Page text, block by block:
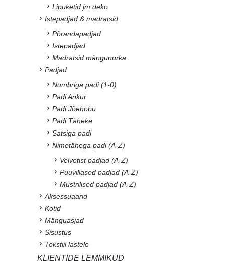
Lipuketid jm deko
Istepadjad & madratsid
Põrandapadjad
Istepadjad
Madratsid mängunurka
Padjad
Numbriga padi (1-0)
Padi Ankur
Padi Jõehobu
Padi Täheke
Satsiga padi
Nimetähega padi (A-Z)
Velvetist padjad (A-Z)
Puuvillased padjad (A-Z)
Mustrilised padjad (A-Z)
Aksessuaarid
Kotid
Mänguasjad
Sisustus
Tekstiil lastele
KLIENTIDE LEMMIKUD